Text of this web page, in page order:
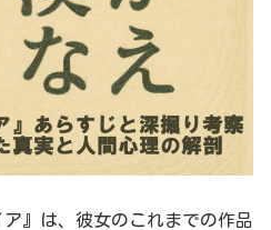
』は、彼女のこれまでの作品